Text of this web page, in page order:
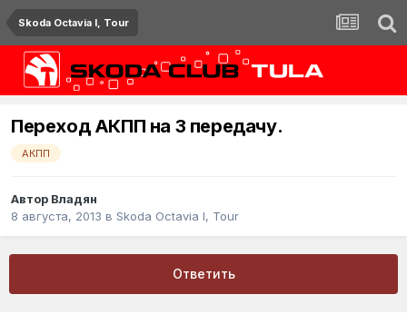
Skoda Octavia I, Tour
Переход АКПП на 3 передачу.
АКПП
Автор Владян
8 августа, 2013 в Skoda Octavia I, Tour
Ответить